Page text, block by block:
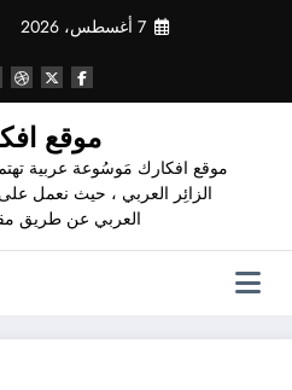
7 أغسطس، 2026
موقع
موقع افكارك مَوسُوعة عربية تهتم
الزائِر العربي ، حيث نعمل
العربي عن طريق